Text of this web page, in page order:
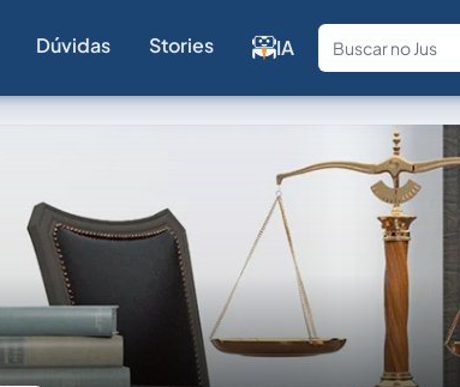
Dúvidas Stories IA